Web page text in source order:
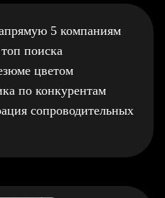
5 компаниям
поиска
цветом
по конкурентам
сопроводительных